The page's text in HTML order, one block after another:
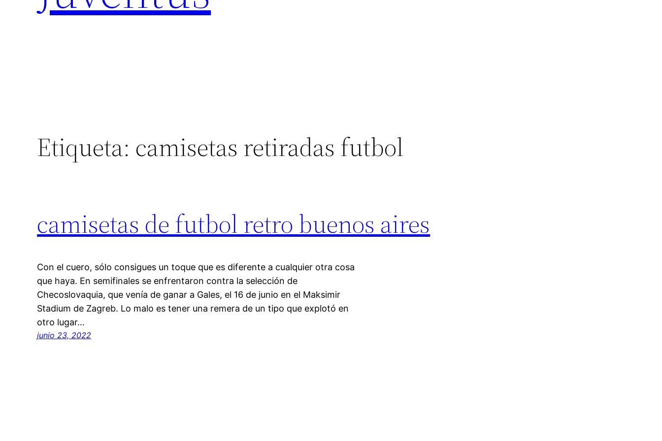
Etiqueta: camisetas retiradas futbol
camisetas de futbol retro buenos aires
Con el cuero, sólo consigues un toque que es diferente a cualquier otra cosa
que haya. En semifinales se enfrentaron contra la selección de
Checoslovaquia, que venía de ganar a Gales, el 16 de junio en el Maksimir
Stadium de Zagreb. Lo malo es tener una remera de un tipo que explotó en
otro lugar…
junio 23, 2022